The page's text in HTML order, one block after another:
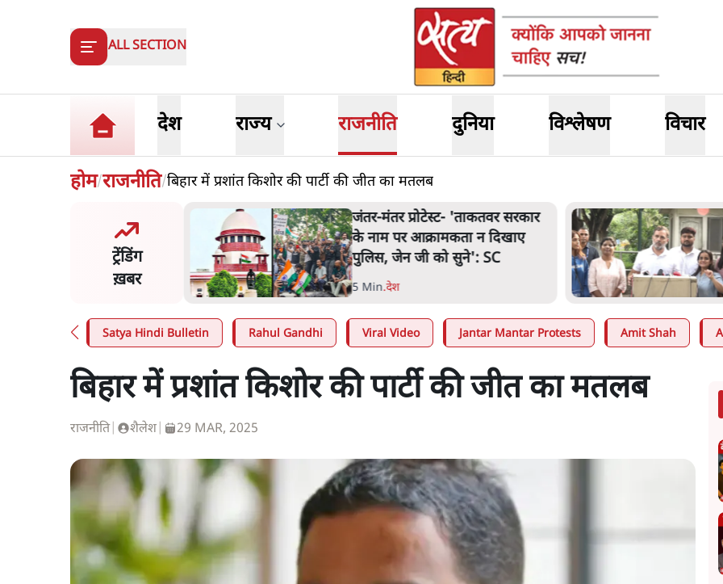
ALL SECTION
देश राज्य राजनीति दुनिया विश्लेषण विचार
होम/राजनीति/बिहार में प्रशांत किशोर की पार्टी की जीत का मतलब
ट्रेंडिंग
ख़बर
प्रोटेस्ट- 'ताकतवर सरकार
पर आक्रामकता न दिखाए
जेन जी को सुने': SC
जंतर मंतर प्रोटेस्ट: 'युवाओं को
प्रताड़ित किया जा रहा है, पर मोदी-
शाह में बोलने की हिम्मत नहीं'- राहुल
7 Min.देश
Satya Hindi Bulletin Rahul Gandhi Viral Video Jantar Mantar Protests Amit Shah
बिहार में प्रशांत किशोर की पार्टी की जीत का मतलब
राजनीति| शैलेश 29 MAR, 2025